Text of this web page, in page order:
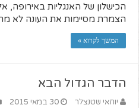
הכישלון של האנגליות
הצמרת מסיימות את העונה לא
המשך לקרוא »
הדבר הגדול הבא
יוחאי שטנצלר 30 במאי 2015